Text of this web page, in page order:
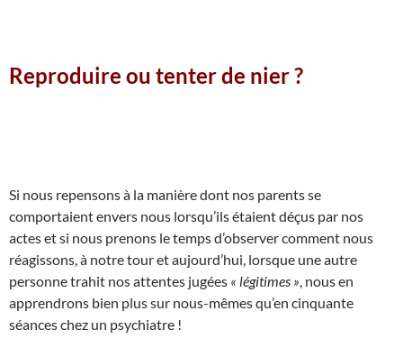
Reproduire ou tenter de nier ?
Si nous repensons à la manière dont nos parents se
comportaient envers nous lorsqu’ils étaient déçus par nos
actes et si nous prenons le temps d’observer comment nous
réagissons, à notre tour et aujourd’hui, lorsque une autre
personne trahit nos attentes jugées « légitimes » , nous en
apprendrons bien plus sur nous-mêmes qu’en cinquante
séances chez un psychiatre !